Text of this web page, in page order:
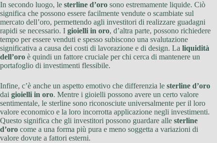
In secondo luogo, le sterline d’oro sono estremamente liquide. Ciò
significa che possono essere facilmente vendute o scambiate sul
mercato dell’oro, permettendo agli investitori di realizzare guadagni
rapidi se necessario. I gioielli in oro, d’altra parte, possono richiedere
tempo per essere venduti e spesso subiscono una svalutazione
significativa a causa dei costi di lavorazione e di design. La liquidità
dell’oro è quindi un fattore cruciale per chi cerca di mantenere un
portafoglio di investimenti flessibile.
Infine, c’è anche un aspetto emotivo che differenzia le sterline d’oro
dai gioielli in oro. Mentre i gioielli possono avere un certo valore
sentimentale, le sterline sono riconosciute universalmente per il loro
valore economico e la loro incorrotta applicazione negli investimenti.
Questo significa che gli investitori possono guardare alle sterline
d’oro come a una forma più pura e meno soggetta a variazioni di
valore dovute a fattori esterni.